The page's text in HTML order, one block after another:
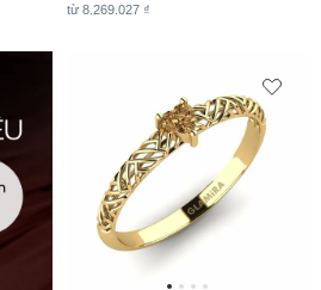
từ 8.269.027 ₫